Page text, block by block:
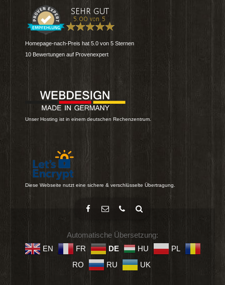
Homepage-nach-Preis hat 5.0 von 5 Sternen
10 Bewertungen auf Provenexpert
Unser Hosting ist in einem deutschen Rechenzentrum.
Diese Webseite nutzt eine sichere & verschlüsselte Übertragung.
Automatische Übersetzung:
EN
FR DE HU
PL
RO
RU UK